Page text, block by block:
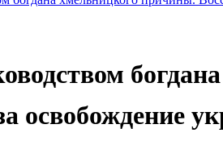
освобождение